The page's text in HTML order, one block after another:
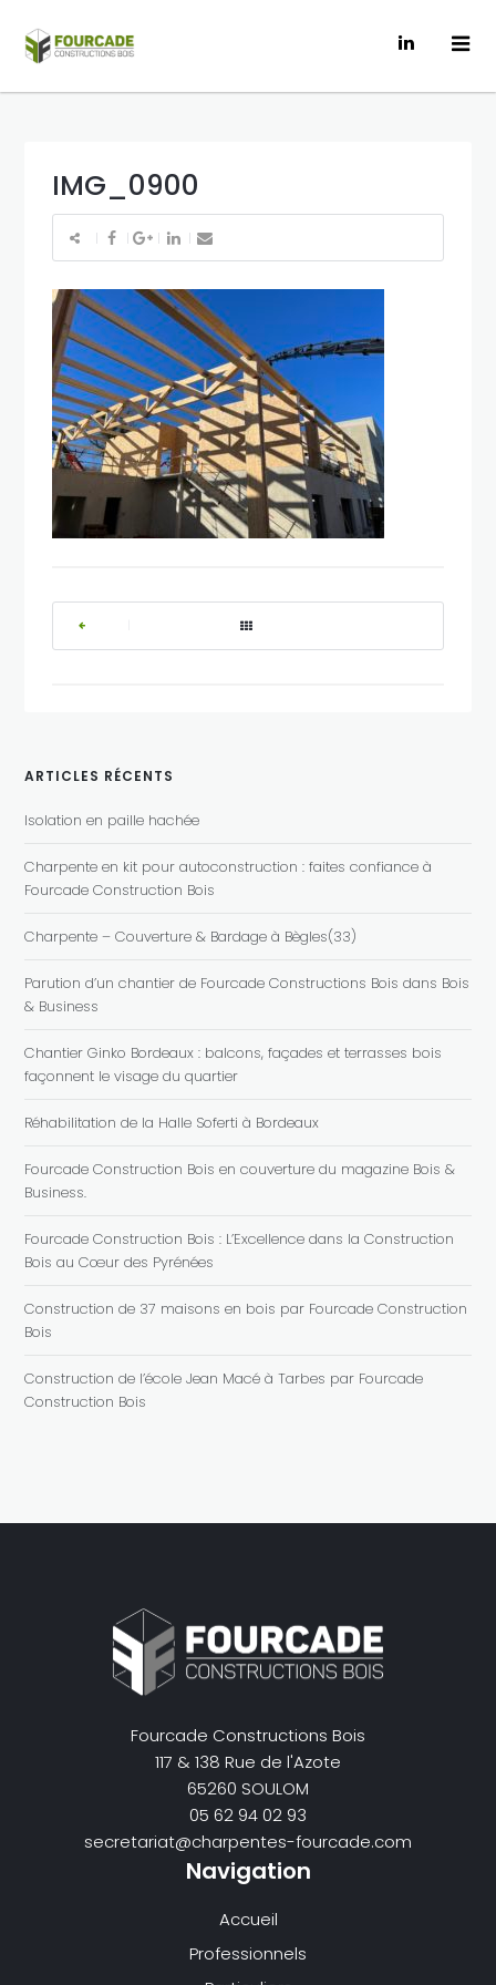
IMG_0900
ARTICLES RÉCENTS
Isolation en paille hachée
Charpente en kit pour autoconstruction : faites confiance à
Fourcade Construction Bois
Charpente – Couverture & Bardage à Bègles(33)
Parution d’un chantier de Fourcade Constructions Bois dans Bois
& Business
Chantier Ginko Bordeaux : balcons, façades et terrasses bois
façonnent le visage du quartier
Réhabilitation de la Halle Soferti à Bordeaux
Fourcade Construction Bois en couverture du magazine Bois &
Business.
Fourcade Construction Bois : L’Excellence dans la Construction
Bois au Cœur des Pyrénées
Construction de 37 maisons en bois par Fourcade Construction
Bois
Construction de l’école Jean Macé à Tarbes par Fourcade
Construction Bois
Fourcade Constructions Bois
117 & 138 Rue de l'Azote
65260 SOULOM
05 62 94 02 93
secretariat@charpentes-fourcade.com
Navigation
Accueil
Professionnels